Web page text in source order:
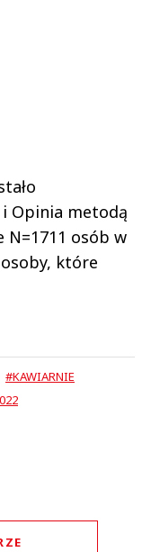
i Opinia metodą
osób w
które
#KAWIARNIE